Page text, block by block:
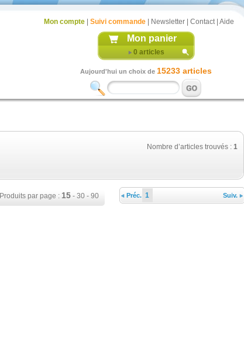
Mon compte| Suivi commande| Newsletter| Contact| Aide
Mon panier
0 articles
Aujourd'hui un choix de 15233 articles
Nombre d’articles trouvés : 1
Produits par page : 15- 30- 90 Préc. 1 Suiv.